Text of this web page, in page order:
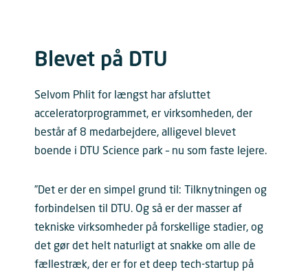
Blevet på DTU
Selvom Phlit for længst har afsluttet
acceleratorprogrammet, er virksomheden, der
består af 8 medarbejdere, alligevel blevet
boende i DTU Science park – nu som faste lejere.
”Det er der en simpel grund til: Tilknytningen og
forbindelsen til DTU. Og så er der masser af
tekniske virksomheder på forskellige stadier, og
det gør det helt naturligt at snakke om alle de
fællestræk, der er for et deep tech-startup på